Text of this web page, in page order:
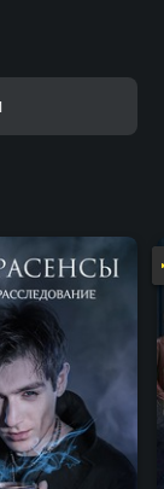
личности и о
избегать